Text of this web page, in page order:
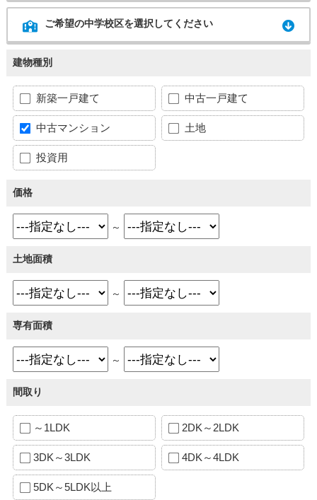
ご希望の中学校区を選択してください
建物種別
新築一戸建て 中古一戸建て
中古マンション 土地
投資用
価格
～
土地面積
～
専有面積
～
間取り
～1LDK 2DK～2LDK
3DK～3LDK 4DK～4LDK
5DK～5LDK以上